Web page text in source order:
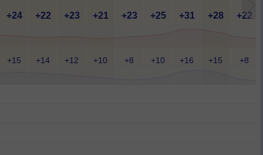
+24 +22 +23 +21 +23 +25 +31 +28 +22
+15 +14 +12 +10 +8 +10 +16 +15 +8